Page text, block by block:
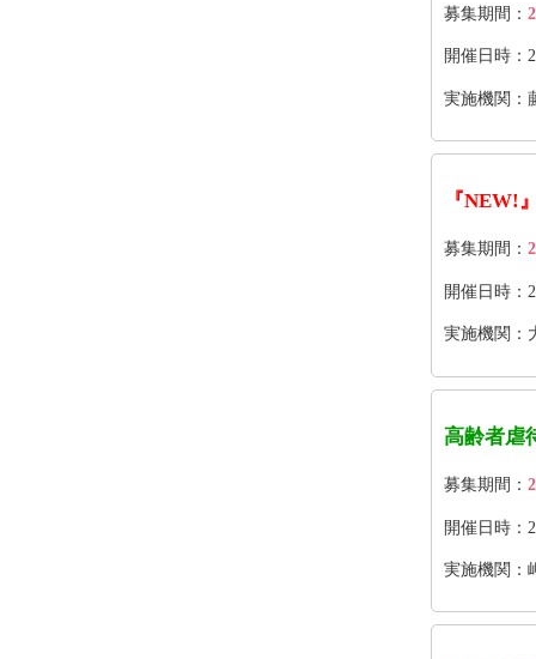
募集期間：
開催日時：
実施機関：
『NEW!
募集期間：
開催日時：
実施機関：
高齢者虐
募集期間：
開催日時：
実施機関：